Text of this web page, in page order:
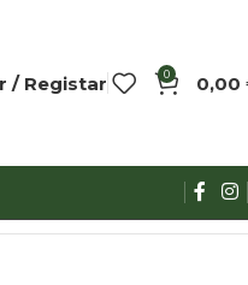
/ Registar 0 0,00